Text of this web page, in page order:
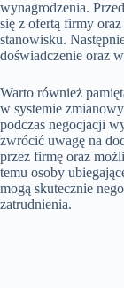
wynagrodzenia.
się z ofertą firmy
stanowisku.
doświadczenie oraz
Warto również
w systemie
podczas negocjacji
zwrócić uwagę na
przez firmę oraz
temu osoby
mogą skutecznie
zatrudnienia.